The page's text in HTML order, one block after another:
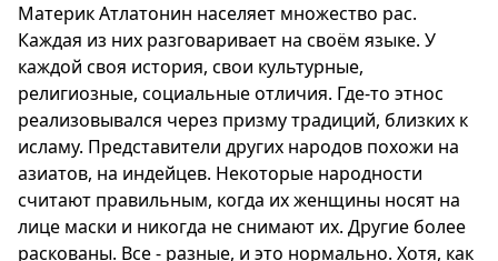
Материк Атлатонин населяет множество рас.
Каждая из них разговаривает на своём языке. У
каждой своя история, свои культурные,
религиозные, социальные отличия. Где-то этнос
реализовывался через призму традиций, близких к
исламу. Представители других народов похожи на
азиатов, на индейцев. Некоторые народности
считают правильным, когда их женщины носят на
лице маски и никогда не снимают их. Другие более
раскованы. Все - разные, и это нормально. Хотя, как